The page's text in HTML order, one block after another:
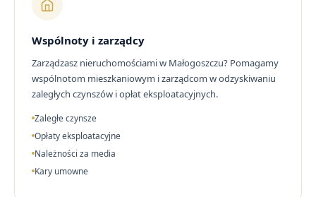
Wspólnoty i zarządcy
Zarządzasz nieruchomościami w Małogoszczu? Pomagamy
wspólnotom mieszkaniowym i zarządcom w odzyskiwaniu
zaległych czynszów i opłat eksploatacyjnych.
Zaległe czynsze
Opłaty eksploatacyjne
Należności za media
Kary umowne